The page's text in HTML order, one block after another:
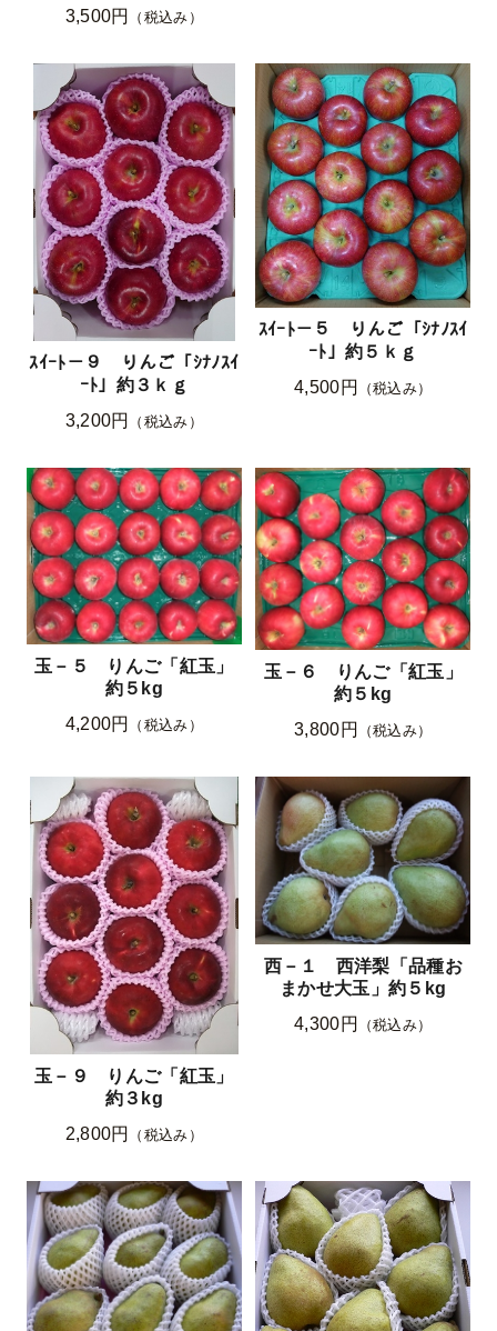
3,500円 （税込み）
ｽｲｰﾄ－９ りんご「ｼﾅﾉｽｲ
ｰﾄ」約３ｋｇ
3,200円
（税込み）
ｽｲｰﾄ－５ りんご「ｼﾅﾉｽｲ
ｰﾄ」約５ｋｇ
4,500円
（税込み）
玉－５ りんご「紅玉」
約５kg
4,200円
（税込み）
玉－６ りんご「紅玉」
約５kg
3,800円
（税込み）
玉－９ りんご「紅玉」
約３kg
2,800円
（税込み）
西－１ 西洋梨「品種お
まかせ大玉」約５kg
4,300円
（税込み）